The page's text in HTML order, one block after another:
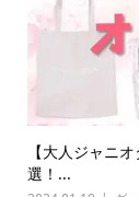
【大人ジャニ
選！...